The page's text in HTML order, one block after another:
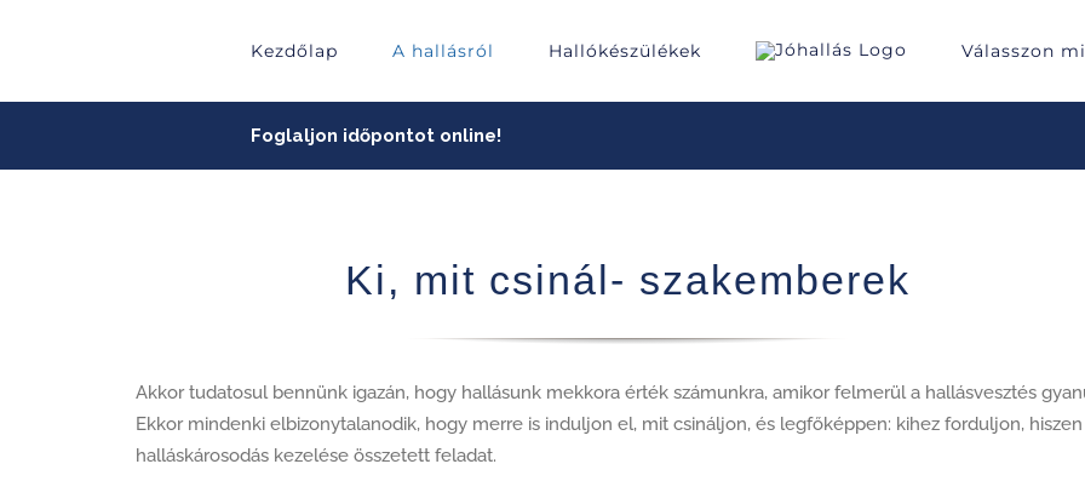
Kezdőlap A hallásról Hallókészülékek Válasszon
Foglaljon időpontot online!
Ki, mit csinál- szakemberek
Akkor tudatosul bennünk igazán, hogy hallásunk mekkora érték számunkra, amikor felmerül a hallásvesztés
Ekkor mindenki elbizonytalanodik, hogy merre is induljon el, mit csináljon, és legfőképpen: kihez forduljon,
halláskárosodás kezelése összetett feladat.